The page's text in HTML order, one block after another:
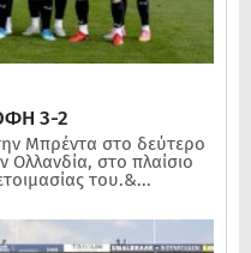
3-2
Μπρέντα στο δεύτερο
Ολλανδία, στο πλαίσιο
του.&...